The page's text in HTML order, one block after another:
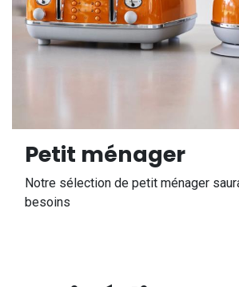
Petit ménager
Notre sélection de petit ménager
besoins